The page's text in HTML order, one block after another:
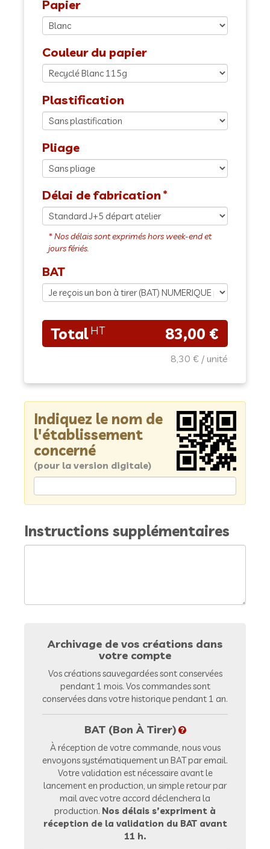
Papier
Couleur du papier
Plastification
Pliage
Délai de fabrication
BAT
83,00 €
8,30 €
Indiquez le nom de
l'établissement
concerné
(pour la version digitale)
Instructions supplémentaires
Archivage de vos créations dans
votre compte
Vos créations sauvegardées sont conservées
pendant 1 mois. Vos commandes sont
conservées dans votre historique pendant 1 an.
BAT (Bon À Tirer)
À réception de votre commande, nous vous
envoyons systématiquement un BAT par email.
Votre validation est nécessaire avant le
lancement en production, un simple retour par
mail avec votre accord déclenchera la
production. Nos délais s’expriment à
réception de la validation du BAT avant
11 h.